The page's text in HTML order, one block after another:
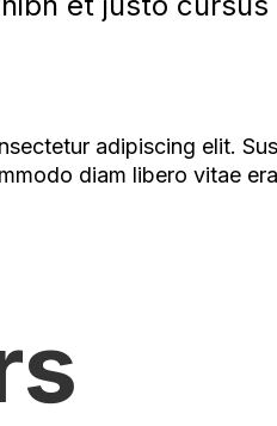
adipiscing elit.
diam libero vitae